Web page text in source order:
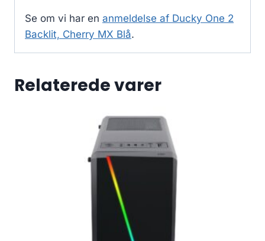
Se om vi har en anmeldelse af Ducky One 2
Backlit, Cherry MX Blå.
Relaterede varer